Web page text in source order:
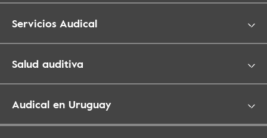
Servicios Audical
Salud auditiva
Audical en Uruguay